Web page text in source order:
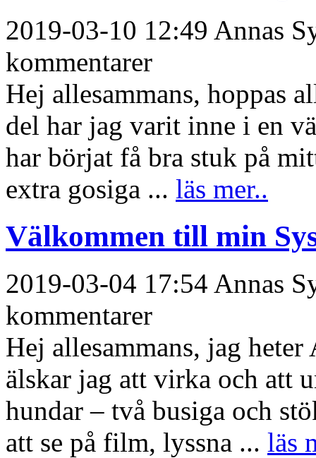
2019-03-10 12:49 Annas
kommentarer
Hej allesammans, hoppas
del har jag varit inne i en
har börjat få bra stuk på
extra gosiga ... läs mer..
Välkommen till min
2019-03-04 17:54 Annas
kommentarer
Hej allesammans, jag
älskar jag att virka och att
hundar – två busiga och
att se på film, lyssna ... läs